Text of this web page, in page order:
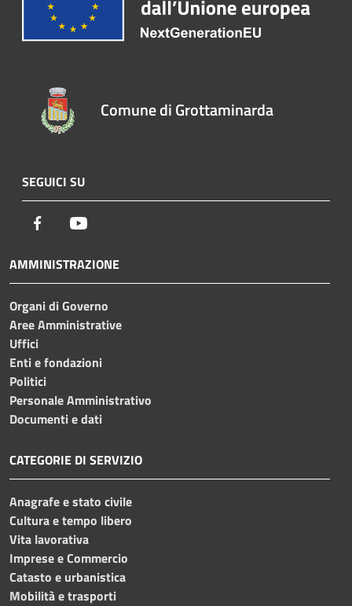
Comune di Grottaminarda
SEGUICI SU
Facebook
AMMINISTRAZIONE
Organi di Governo
Aree Amministrative
Uffici
Enti e fondazioni
Politici
Personale Amministrativo
Documenti e dati
CATEGORIE DI SERVIZIO
Anagrafe e stato civile
Cultura e tempo libero
Vita lavorativa
Imprese e Commercio
Catasto e urbanistica
Mobilità e trasporti